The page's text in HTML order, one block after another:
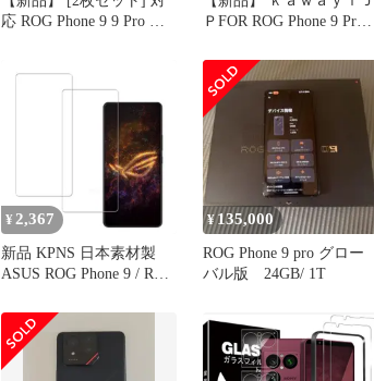
応 ROG Phone 9 9 Pro 用
易な貼り付け 防落下 高
透過性 無バブル触感 指
紋防止 高感度タッチ ラ
ウンドエッジ加工 タクタ
ＰFOR ROG Phone 9 Pro
メラフィルム ROG Phone
9 Pro Edition 強化ガラス
【日本旭硝子製】硬度9H
耐衝撃 高透過率 気泡 飛
散防止 撥水撥油 1
¥ 2,367
新品 KPNS 日本素材製
ASUS ROG Phone 9 / ROG
ガラスフィルム 強化ガラ
ス カバー 簡単貼り付け
保護フィルム【2枚セッ
¥135,000
ROG Phone 9 pro グロー
バル版 24GB/ 1T